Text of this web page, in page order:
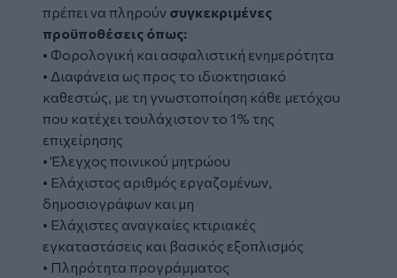
πρέπει να πληρούν συγκεκριμένες
προϋποθέσεις όπως:
• Φορολογική και ασφαλιστική ενημερότητα
• Διαφάνεια ως προς το ιδιοκτησιακό
καθεστώς, με τη γνωστοποίηση κάθε μετόχου
που κατέχει τουλάχιστον το 1% της
επιχείρησης
• Έλεγχος ποινικού μητρώου
• Ελάχιστος αριθμός εργαζομένων,
δημοσιογράφων και μη
• Ελάχιστες αναγκαίες κτιριακές
εγκαταστάσεις και βασικός εξοπλισμός
• Πληρότητα προγράμματος